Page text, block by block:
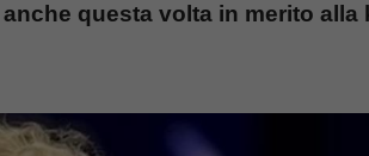
questa volta in merito alla